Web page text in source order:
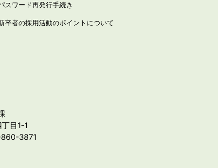
スワード再発行手続き
卒者の採用活動のポイントについて
目1-1
3871